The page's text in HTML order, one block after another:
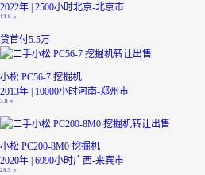
2022年 | 2500小时北京-北京市
13.8 万
贷首付5.5万
小松 PC56-7 挖掘机
2013年 | 10000小时河南-郑州市
3.8 万
小松 PC200-8M0 挖掘机
2020年 | 6990小时广西-来宾市
29.5 万